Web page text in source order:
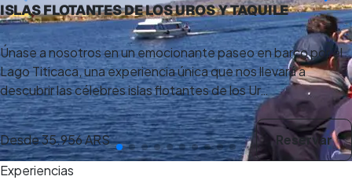
ISLAS FLOTANTES DE LOS UROS Y TAQUILE
Únase a nosotros en un emocionante paseo en barco por el
Lago Titicaca, una experiencia única que nos llevará a
descubrir las célebres islas flotantes de los Ur…
Desde35.956 ARS
Reservar
Experiencias